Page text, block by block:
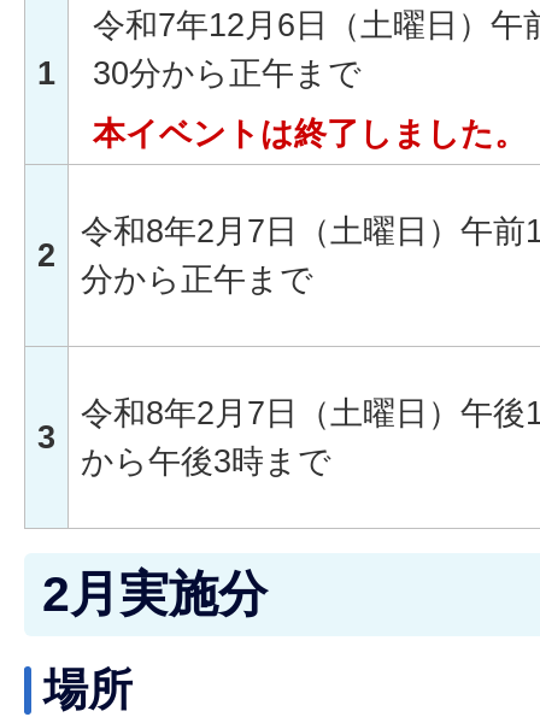
1
令和7年12月6日（土曜日）午
30分から正午まで
本イベントは終了しました。
2
令和8年2月7日（土曜日）午前
分から正午まで
3
令和8年2月7日（土曜日）午後
から午後3時まで
2月実施分
場所